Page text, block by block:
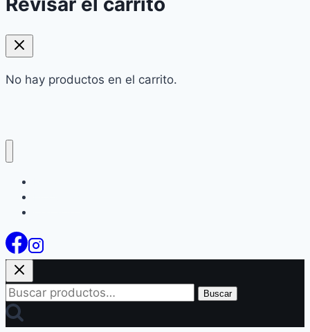
No hay productos en el carrito.
Buscar
por:
Buscar